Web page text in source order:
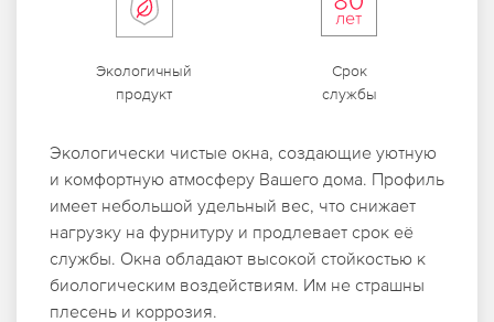
Экологичный
продукт
Срок
службы
Экологически чистые окна, создающие уютную
и комфортную атмосферу Вашего дома. Профиль
имеет небольшой удельный вес, что снижает
нагрузку на фурнитуру и продлевает срок её
службы. Окна обладают высокой стойкостью к
биологическим воздействиям. Им не страшны
плесень и коррозия.